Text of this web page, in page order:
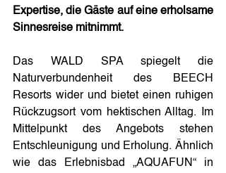
Expertise, die Gäste auf eine erholsame
Sinnesreise mitnimmt.
Das WALD SPA spiegelt die
Naturverbundenheit des BEECH
Resorts wider und bietet einen ruhigen
Rückzugsort vom hektischen Alltag. Im
Mittelpunkt des Angebots stehen
Entschleunigung und Erholung. Ähnlich
wie das Erlebnisbad „AQUAFUN“ in